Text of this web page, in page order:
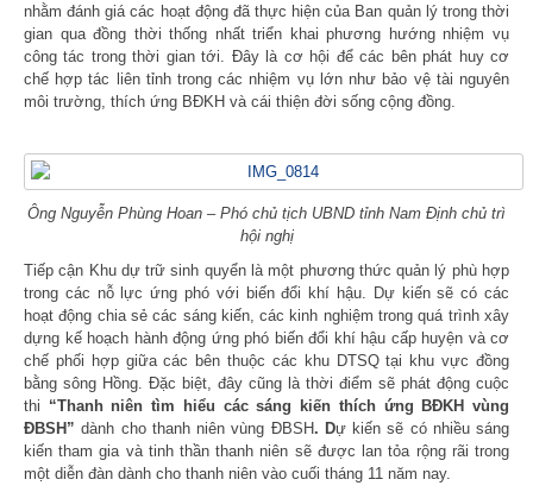
nhằm đánh giá các hoạt động đã thực hiện của Ban quản lý trong thời
gian qua đồng thời thống nhất triển khai phương hướng nhiệm vụ
công tác trong thời gian tới. Đây là cơ hội để các bên phát huy cơ
chế hợp tác liên tỉnh trong các nhiệm vụ lớn như bảo vệ tài nguyên
môi trường, thích ứng BĐKH và cái thiện đời sống cộng đồng.
Ông Nguyễn Phùng Hoan – Phó chủ tịch UBND tỉnh Nam Định chủ trì
hội nghị
Tiếp cận Khu dự trữ sinh quyển là một phương thức quản lý phù hợp
trong các nỗ lực ứng phó với biến đổi khí hậu. Dự kiến sẽ có các
hoạt động chia sẻ các sáng kiến, các kinh nghiệm trong quá trình xây
dựng kế hoạch hành động ứng phó biến đổi khí hậu cấp huyện và cơ
chế phối hợp giữa các bên thuộc các khu DTSQ tại khu vực đồng
bằng sông Hồng. Đặc biệt, đây cũng là thời điểm sẽ phát động cuộc
thi “Thanh niên tìm hiểu các sáng kiến thích ứng BĐKH vùng
ĐBSH”dành cho thanh niên vùng ĐBSH. Dự kiến sẽ có nhiều sáng
kiến tham gia và tinh thần thanh niên sẽ được lan tỏa rộng rãi trong
một diễn đàn dành cho thanh niên vào cuối tháng 11 năm nay.